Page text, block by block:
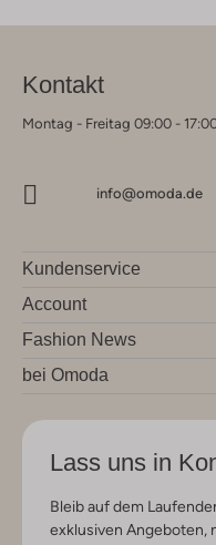
Kontakt
Montag - Freitag 09:00 -
info@omoda.de
Kundenservice
Account
Fashion News
bei Omoda
Lass uns in
Bleib auf dem
exklusiven Angeboten,